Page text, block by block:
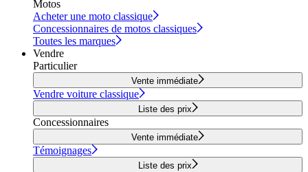
Motos
Acheter une moto classique
Concessionnaires de motos classiques
Toutes les marques
Vendre
Particulier
Vente immédiate
Vendre voiture classique
Liste des prix
Concessionnaires
Vente immédiate
Témoignages
Liste des prix